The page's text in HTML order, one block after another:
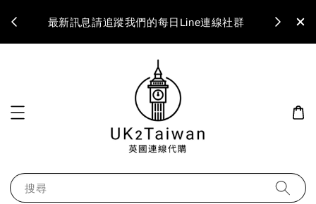
最新訊息請追蹤我們的每日Line連線社群
搜尋